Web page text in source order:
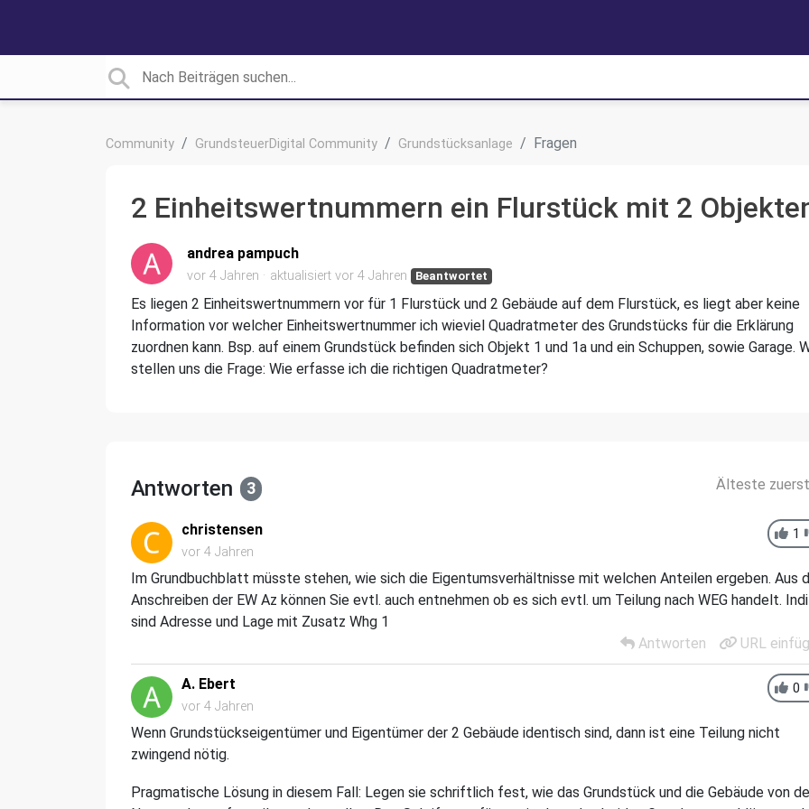
Community GrundsteuerDigital Community Grundstücksanlage Fragen
2 Einheitswertnummern ein Flurstück mit 2
andrea pampuch
vor 4 Jahren aktualisiert vor 4 Jahren Beantwortet
Es liegen 2 Einheitswertnummern vor für 1 Flurstück und 2 Gebäude auf dem Flurstück, es liegt aber keine
Information vor welcher Einheitswertnummer ich wieviel Quadratmeter des Grundstücks für die Erklärung
zuordnen kann. Bsp. auf einem Grundstück befinden sich Objekt 1 und 1a und ein Schuppen, sowie Garage.
stellen uns die Frage: Wie erfasse ich die richtigen Quadratmeter?
Antworten 3 Älteste zuerst
1
christensen
vor 4 Jahren
Im Grundbuchblatt müsste stehen, wie sich die Eigentumsverhältnisse mit welchen Anteilen ergeben. Aus
Anschreiben der EW Az können Sie evtl. auch entnehmen ob es sich evtl. um Teilung nach WEG handelt.
sind Adresse und Lage mit Zusatz Whg 1
Antworten
URL
0
A. Ebert
vor 4 Jahren
Wenn Grundstückseigentümer und Eigentümer der 2 Gebäude identisch sind, dann ist eine Teilung nicht
zwingend nötig.
Pragmatische Lösung in diesem Fall: Legen sie schriftlich fest, wie das Grundstück und die Gebäude von